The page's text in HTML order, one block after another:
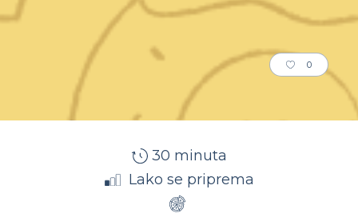
0
30 minuta
Lako se priprema